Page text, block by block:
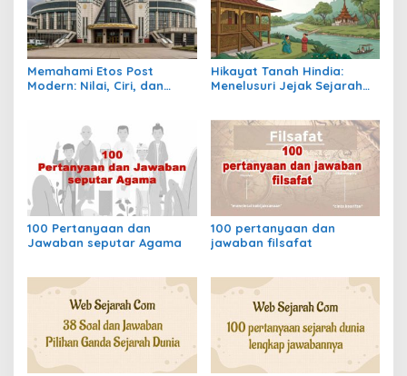
Memahami Etos Post
Modern: Nilai, Ciri, dan
Hikayat Tanah Hindia:
Menelusuri Jejak Sejarah
100 Pertanyaan dan
Jawaban seputar Agama
100 pertanyaan dan
jawaban filsafat